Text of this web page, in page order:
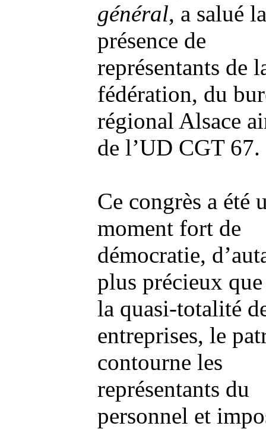
général, a salué la
présence de
représentants de
fédération, du
régional Alsace
de l’UD CGT 67.
Ce congrès a été
moment fort de
démocratie,
plus précieux
la quasi-totalité
entreprises, le
contourne les
représentants du
personnel et